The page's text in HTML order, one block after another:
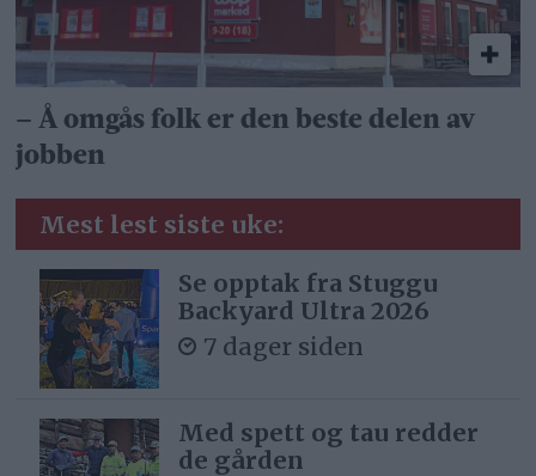
– Å omgås folk er den beste delen av
jobben
Mest lest siste uke:
Se opptak fra Stuggu
Backyard Ultra 2026
7 dager siden
Med spett og tau redder
de gården